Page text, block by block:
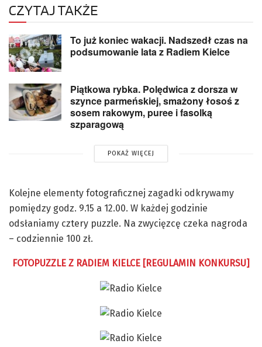
CZYTAJ TAKŻE
To już koniec wakacji. Nadszedł czas na
podsumowanie lata z Radiem Kielce
Piątkowa rybka. Polędwica z dorsza w
szynce parmeńskiej, smażony łosoś z
sosem rakowym, puree i fasolką
szparagową
POKAŻ WIĘCEJ
Kolejne elementy fotograficznej zagadki odkrywamy
pomiędzy godz. 9.15 a 12.00. W każdej godzinie
odsłaniamy cztery puzzle. Na zwycięzcę czeka nagroda
– codziennie 100 zł.
FOTOPUZZLE Z RADIEM KIELCE [REGULAMIN KONKURSU]